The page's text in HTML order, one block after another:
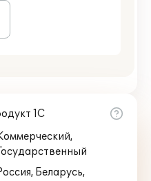
1С
Беларусь,